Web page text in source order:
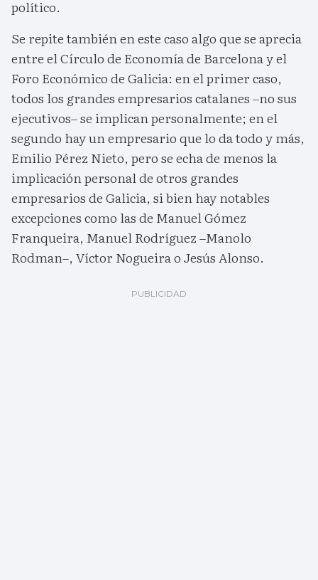
político.
Se repite también en este caso algo que se aprecia
entre el Círculo de Economía de Barcelona y el
Foro Económico de Galicia: en el primer caso,
todos los grandes empresarios catalanes –no sus
ejecutivos– se implican personalmente; en el
segundo hay un empresario que lo da todo y más,
Emilio Pérez Nieto, pero se echa de menos la
implicación personal de otros grandes
empresarios de Galicia, si bien hay notables
excepciones como las de Manuel Gómez
Franqueira, Manuel Rodríguez –Manolo
Rodman–, Víctor Nogueira o Jesús Alonso.